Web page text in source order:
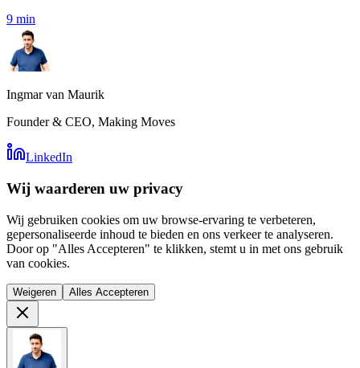
9 min
Ingmar van Maurik
Founder & CEO, Making Moves
LinkedIn
Wij waarderen uw privacy
Wij gebruiken cookies om uw browse-ervaring te verbeteren,
gepersonaliseerde inhoud te bieden en ons verkeer te analyseren.
Door op "Alles Accepteren" te klikken, stemt u in met ons gebruik
van cookies.
Weigeren Alles Accepteren